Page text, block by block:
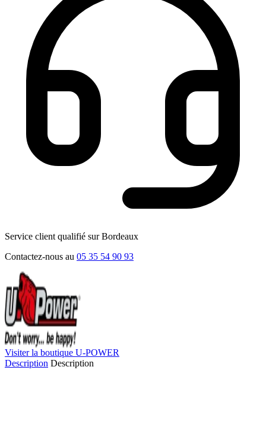
Service client qualifié sur Bordeaux
Contactez-nous au 05 35 54 90 93
Visiter la boutique U-POWER
Description Description